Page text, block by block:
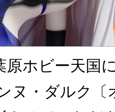
原ホビー天国
ヌ・ダルク